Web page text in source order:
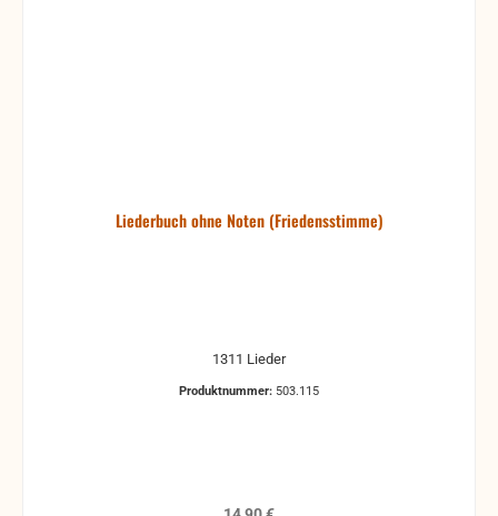
Liederbuch ohne Noten (Friedensstimme)
1311 Lieder
Produktnummer: 503.115